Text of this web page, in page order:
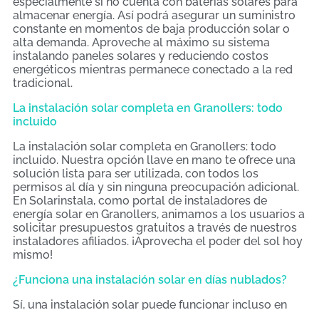
almacenar energía. Así podrá asegurar un suministro
constante en momentos de baja producción solar o
alta demanda. Aproveche al máximo su sistema
instalando paneles solares y reduciendo costos
energéticos mientras permanece conectado a la red
tradicional.
La instalación solar completa en Granollers: todo
incluido
La instalación solar completa en Granollers: todo
incluido. Nuestra opción llave en mano te ofrece una
solución lista para ser utilizada, con todos los
permisos al día y sin ninguna preocupación adicional.
En Solarinstala, como portal de instaladores de
energía solar en Granollers, animamos a los usuarios a
solicitar presupuestos gratuitos a través de nuestros
instaladores afiliados. ¡Aprovecha el poder del sol hoy
mismo!
¿Funciona una instalación solar en días nublados?
Sí, una instalación solar puede funcionar incluso en